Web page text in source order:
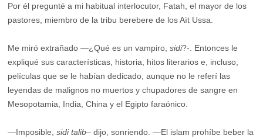
Por él pregunté a mi habitual interlocutor, Fatah, el mayor de los
pastores, miembro de la tribu berebere de los Aït Ussa.
Me miró extrañado —¿Qué es un vampiro,sidi?-. Entonces le
expliqué sus características, historia, hitos literarios e, incluso,
películas que se le habían dedicado, aunque no le referí las
leyendas de malignos no muertos y chupadores de sangre en
Mesopotamia, India, China y el Egipto faraónico.
—Imposible,sidi talib– dijo, sonriendo. —El islam prohíbe beber la